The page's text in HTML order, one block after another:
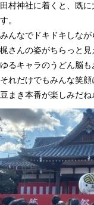
田村神社に着くと、既
す。
みんなでドキドキしなが
梶さんの姿がちらっと見
ゆるキャラのうどん脳も
それだけでもみんな笑
豆まき本番が楽しみだね